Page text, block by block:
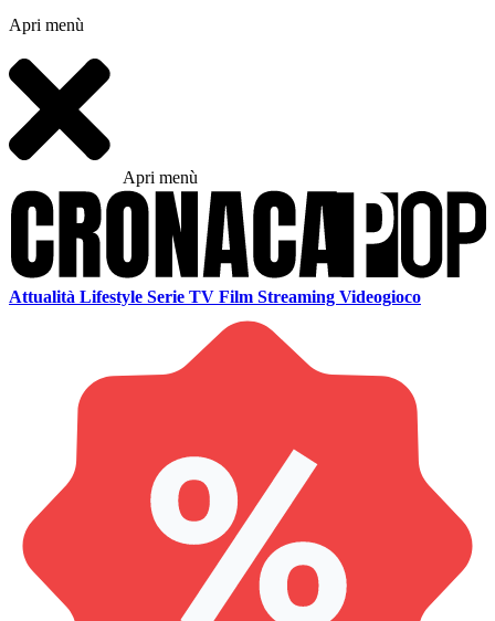
Apri menù
Apri menù
Attualità Lifestyle Serie TV Film Streaming Videogioco